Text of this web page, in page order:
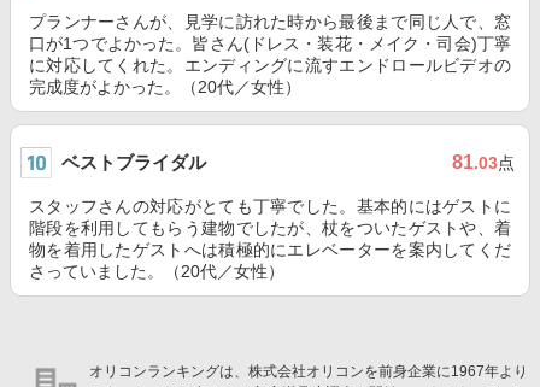
プランナーさんが、見学に訪れた時から最後まで同じ人で、窓
口が1つでよかった。皆さん(ドレス・装花・メイク・司会)丁寧
に対応してくれた。エンディングに流すエンドロールビデオの
完成度がよかった。（20代／女性）
ベストブライダル 81.03点
スタッフさんの対応がとても丁寧でした。基本的にはゲストに
階段を利用してもらう建物でしたが、杖をついたゲストや、着
物を着用したゲストへは積極的にエレベーターを案内してくだ
さっていました。（20代／女性）
オリコンランキングは、株式会社オリコンを前身企業に1967年より